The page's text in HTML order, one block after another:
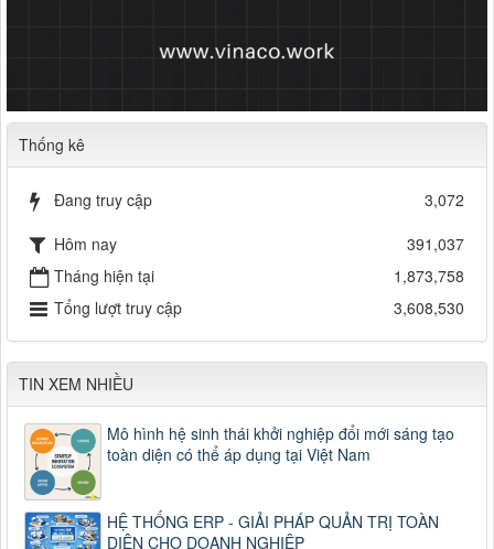
Thống kê
Đang truy cập
3,072
Hôm nay
391,037
Tháng hiện tại
1,873,758
Tổng lượt truy cập
3,608,530
TIN XEM NHIỀU
Mô hình hệ sinh thái khởi nghiệp đổi mới sáng tạo
toàn diện có thể áp dụng tại Việt Nam
HỆ THỐNG ERP - GIẢI PHÁP QUẢN TRỊ TOÀN
DIỆN CHO DOANH NGHIỆP